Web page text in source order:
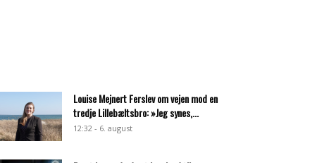
Louise Mejnert Ferslev om vejen mod en
tredje Lillebæltsbro: »Jeg synes,...
12:32 - 6. august